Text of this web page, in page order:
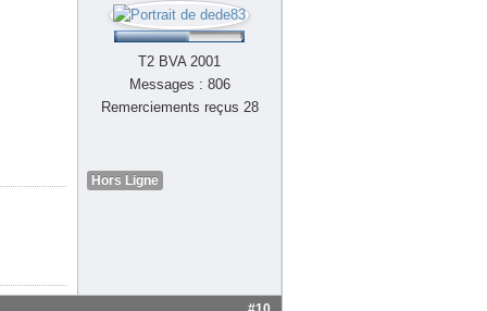
T2 BVA 2001
Messages : 806
Remerciements reçus 28
Hors Ligne
#10